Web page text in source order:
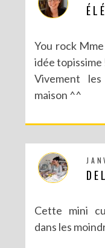
You rock
idée topissime
Vivement
maison ^^
Cette mini
dans les